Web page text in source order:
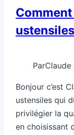
ParClaude
Bonjour c’est
ustensiles qui
privilégier la
en choisissant